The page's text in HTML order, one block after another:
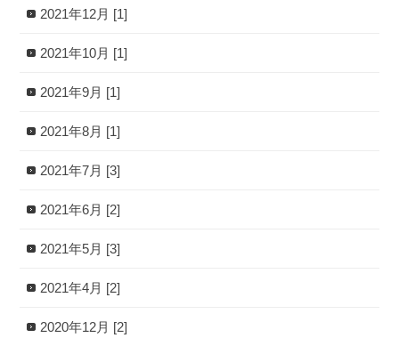
2021年12月 [1]
2021年10月 [1]
2021年9月 [1]
2021年8月 [1]
2021年7月 [3]
2021年6月 [2]
2021年5月 [3]
2021年4月 [2]
2020年12月 [2]